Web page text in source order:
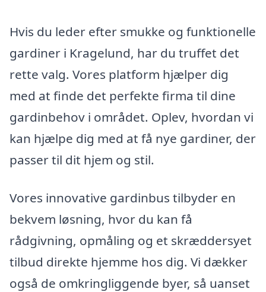
Hvis du leder efter smukke og funktionelle
gardiner i Kragelund, har du truffet det
rette valg. Vores platform hjælper dig
med at finde det perfekte firma til dine
gardinbehov i området. Oplev, hvordan vi
kan hjælpe dig med at få nye gardiner, der
passer til dit hjem og stil.
Vores innovative gardinbus tilbyder en
bekvem løsning, hvor du kan få
rådgivning, opmåling og et skræddersyet
tilbud direkte hjemme hos dig. Vi dækker
også de omkringliggende byer, så uanset